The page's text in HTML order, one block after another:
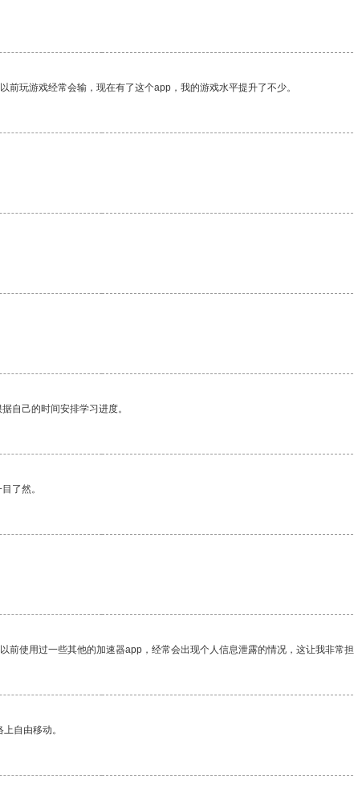
玩游戏经常会输，现在有了这个app，我的游戏水平提升了不少。
自己的时间安排学习进度。
了然。
使用过一些其他的加速器app，经常会出现个人信息泄露的情况，这让我非常担
自由移动。